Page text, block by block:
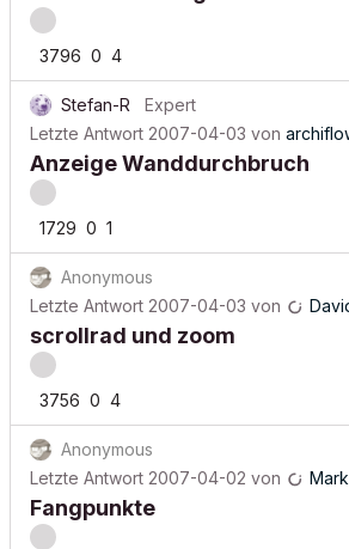
3796 0 4
Stefan-R
Expert
Letzte Antwort 2007-04-03 von
Anzeige Wanddurchbruch
1729 0 1
Anonymous
Letzte Antwort 2007-04-03 von
scrollrad und zoom
3756 0 4
Anonymous
Letzte Antwort 2007-04-02 von
Fangpunkte